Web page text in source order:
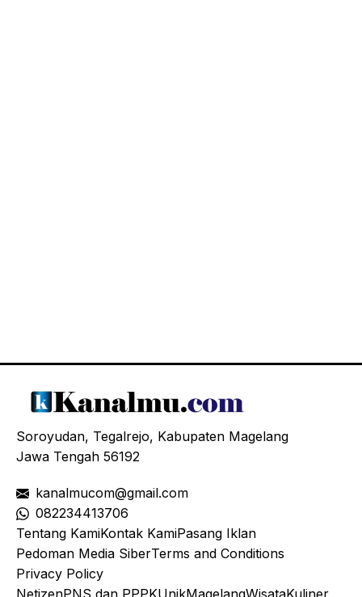
Soroyudan, Tegalrejo, Kabupaten Magelang
Jawa Tengah 56192
kanalmucom@gmail.com
082234413706
Tentang KamiKontak KamiPasang Iklan
Pedoman Media SiberTerms and Conditions
Privacy Policy
NetizenPNS dan PPPKUnikMagelangWisataKuliner